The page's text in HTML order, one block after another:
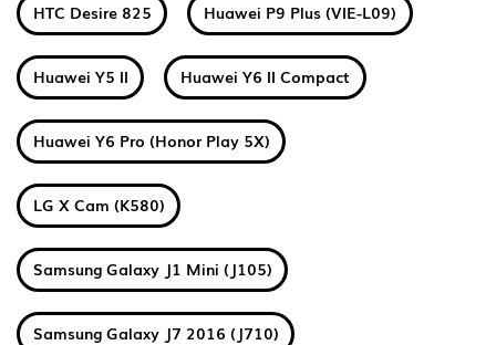
HTC Desire 825 Huawei P9 Plus (VIE-L09)
Huawei Y5 II Huawei Y6 II Compact
Huawei Y6 Pro (Honor Play 5X)
LG X Cam (K580)
Samsung Galaxy J1 Mini (J105)
Samsung Galaxy J7 2016 (J710)